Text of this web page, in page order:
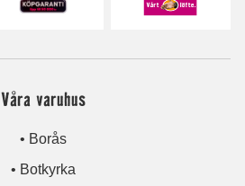
Våra varuhus
• Borås
• Botkyrka